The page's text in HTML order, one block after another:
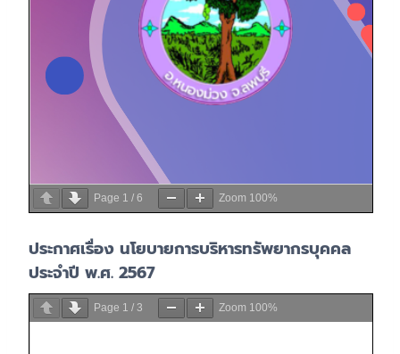
Page 1 / 6 Zoom 100%
ประกาศเรื่อง นโยบายการบริหารทรัพยากรบุคคล
ประจำปี พ.ศ. 2567
Page 1 / 3 Zoom 100%